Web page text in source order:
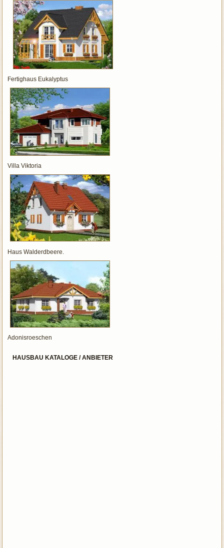
Fertighaus Eukalyptus
Villa Viktoria
Haus Walderdbeere.
Adonisroeschen
HAUSBAU KATALOGE / ANBIETER